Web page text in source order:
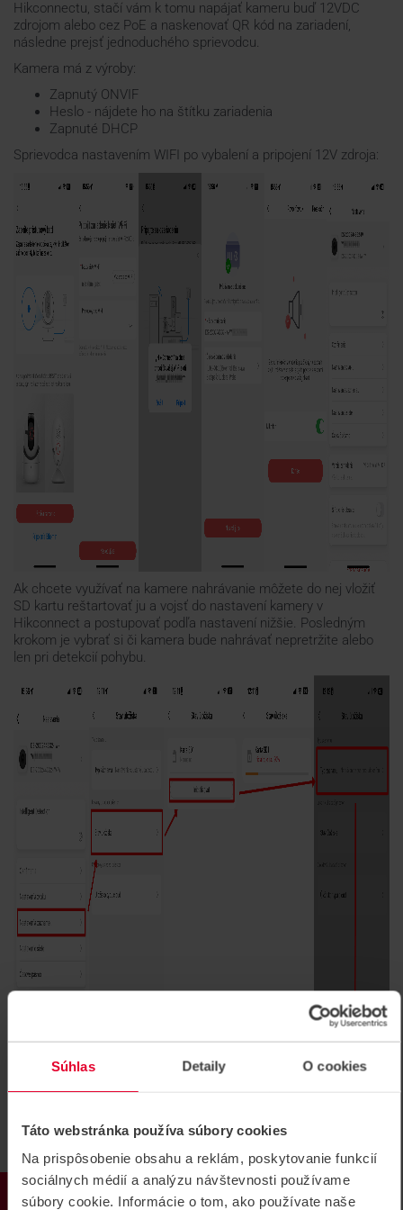
Súhlas Detaily O cookies
Táto webstránka používa súbory cookies
Na prispôsobenie obsahu a reklám, poskytovanie funkcií
sociálnych médií a analýzu návštevnosti používame
súbory cookie. Informácie o tom, ako používate naše
Hikconnectu, stačí vám k tomu napájať kameru buď 12VDC
zdrojom alebo cez PoE a naskenovať QR kód na zariadení,
následne prejsť jednoduchého sprievodcu.
Kamera má z výroby:
Zapnutý ONVIF
Heslo - nájdete ho na štítku zariadenia
Zapnuté DHCP
Sprievodca nastavením WIFI po vybalení a pripojení 12V zdroja:
Ak chcete využívať na kamere nahrávanie môžete do nej vložiť
SD kartu reštartovať ju a vojsť do nastavení kamery v
Hikconnect a postupovať podľa nastavení nižšie. Posledným
krokom je vybrať si či kamera bude nahrávať nepretržite alebo
len pri detekcií pohybu.
zo štítka zariadenia.
Kamera je určená hlavne na konfiguráciu pomocou mobilnej